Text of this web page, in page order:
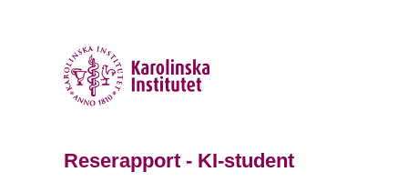
Reserapport - KI-student